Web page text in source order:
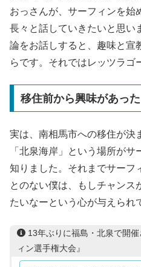
おっさんが、サーフィンを始
長々と話していきたいと思い
論をお話しすると、趣味と宣
らです。それではレッツラゴ
移住前から興味があった
実は、南相馬市への移住が決
「北泉海岸」という場所が
知りました。それまでサーフ
とのない僕は、もしチャンス
たいなーという心が与えられ
13年ぶりに福島・北泉で開
ィン選手権大会』